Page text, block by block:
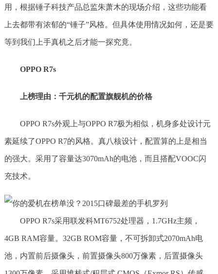
用，根据锤子科技产品总监朱萧木的现场介绍，这些功能看
上去都带有浓郁的“锤子”风格。但具体使用情况如何，还是要
等到我们上手真机之后才能一探究竟。
OPPO R7s
上榜理由：千元机的配置旗舰机的价格
OPPO R7s外观上与OPPO R7极为相似，机身多处设计元
素延续了OPPO R7的风格。真八核设计，配置算的上是相当
的强大。采用了容量达3070mAh的电池，而且搭配VOOC闪
充技术。
OPPO R7s采用联发科MT6752处理器，1.7GHz主频，
4GB RAM容量。32GB ROM容量，不可拆卸式2070mAh电
池，内置前后摄像头，前置摄像头800万像素，后置摄像头